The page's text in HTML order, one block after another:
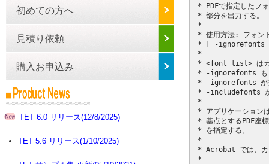
初めての方へ
見積り依頼
購入お申込み
TET 6.0 リリース(12/8/2025)
TET 5.6 リリース(1/10/2025)